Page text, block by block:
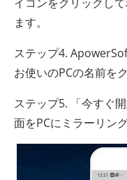
ます。
ステップ4.
お使いのPCの名前を
ステップ5. 「今すぐ
面をPCにミラーリング